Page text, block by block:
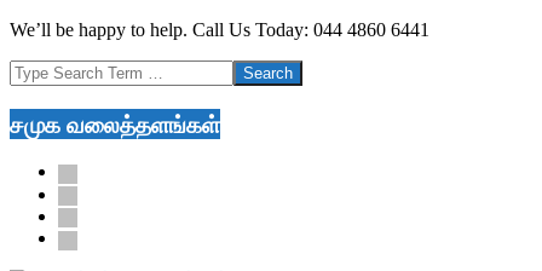
Skip
content
We’ll be happy to help. Call Us Today: 044 4860 6441
Search
சமுக வலைத்தளங்கள்
facebook
twitter
youtube
google